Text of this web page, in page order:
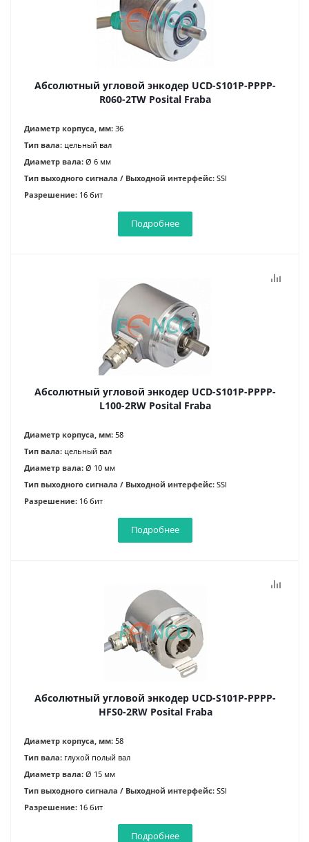
Абсолютный угловой энкодер UCD-S101P-PPPP-
R060-2TW Posital Fraba
Диаметр корпуса, мм: 36
Тип вала: цельный вал
Диаметр вала: Ø 6 мм
Тип выходного сигнала / Выходной интерфейс: SSI
Разрешение: 16 бит
Подробнее
Абсолютный угловой энкодер UCD-S101P-PPPP-
L100-2RW Posital Fraba
Диаметр корпуса, мм: 58
Тип вала: цельный вал
Диаметр вала: Ø 10 мм
Тип выходного сигнала / Выходной интерфейс: SSI
Разрешение: 16 бит
Подробнее
Абсолютный угловой энкодер UCD-S101P-PPPP-
HFS0-2RW Posital Fraba
Диаметр корпуса, мм: 58
Тип вала: глухой полый вал
Диаметр вала: Ø 15 мм
Тип выходного сигнала / Выходной интерфейс: SSI
Разрешение: 16 бит
Подробнее